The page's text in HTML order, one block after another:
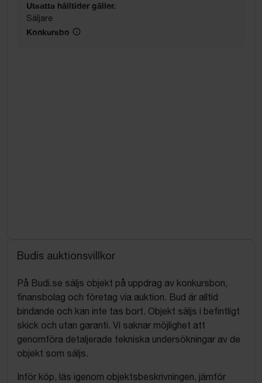
Utsatta hålltider gäller.
Säljare
Konkursbo
Budis auktionsvillkor
På Budi.se säljs objekt på uppdrag av konkursbon,
finansbolag och företag via auktion. Bud är alltid
bindande och kan inte tas bort. Objekt säljs i befintligt
skick och utan garanti. Vi saknar möjlighet att
genomföra detaljerade tekniska undersökningar av de
objekt som säljs.
Inför köp, läs igenom objektsbeskrivningen, jämför